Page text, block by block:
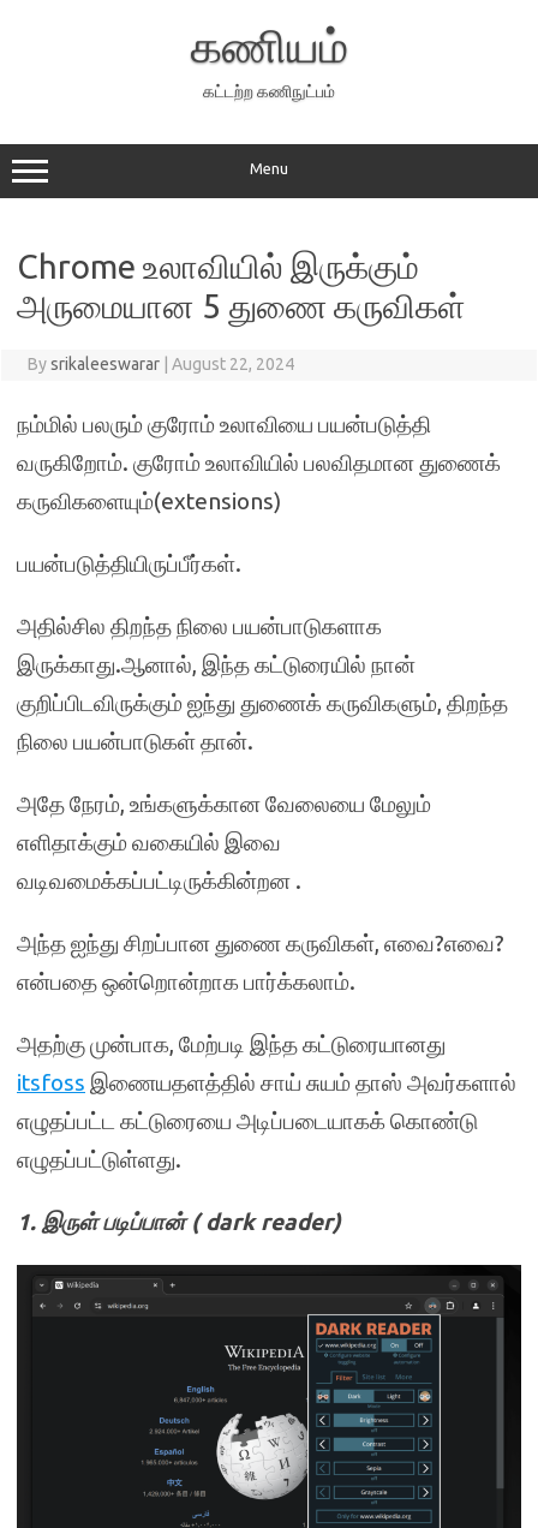
கணியம்
கட்டற்ற கணிநுட்பம்
Menu
Chrome உலாவியில் இருக்கும்
அருமையான 5 துணை கருவிகள்
Bysrikaleeswarar August 22, 2024
நம்மில் பலரும் குரோம் உலாவியை பயன்படுத்தி
வருகிறோம். குரோம் உலாவியில் பலவிதமான துணைக்
கருவிகளையும்(extensions)
பயன்படுத்தியிருப்பீர்கள்.
அதில்சில திறந்த நிலை பயன்பாடுகளாக
இருக்காது.ஆனால், இந்த கட்டுரையில் நான்
குறிப்பிடவிருக்கும் ஐந்து துணைக் கருவிகளும், திறந்த
நிலை பயன்பாடுகள் தான்.
அதே நேரம், உங்களுக்கான வேலையை மேலும்
எளிதாக்கும் வகையில் இவை
வடிவமைக்கப்பட்டிருக்கின்றன .
அந்த ஐந்து சிறப்பான துணை கருவிகள், எவை?எவை?
என்பதை ஒன்றொன்றாக பார்க்கலாம்.
அதற்கு முன்பாக, மேற்படி இந்த கட்டுரையானது
itsfoss இணையதளத்தில் சாய் சுயம் தாஸ் அவர்களால்
எழுதப்பட்ட கட்டுரையை அடிப்படையாகக் கொண்டு
எழுதப்பட்டுள்ளது.
1. இருள் படிப்பான் ( dark reader)